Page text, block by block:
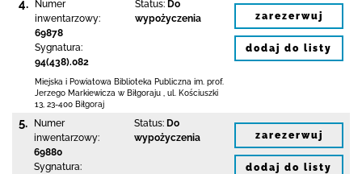
4.
Numer
inwentarzowy:
69878
Sygnatura:
94(438).082
Status: Do
wypożyczenia
Miejska i Powiatowa Biblioteka Publiczna im. prof.
Jerzego Markiewicza w Biłgoraju
ul. Kościuszki
13 23-400 Biłgoraj
zarezerwuj
dodaj do listy
5.
Numer
inwentarzowy:
69880
Sygnatura:
Status: Do
wypożyczenia
zarezerwuj
dodaj do listy